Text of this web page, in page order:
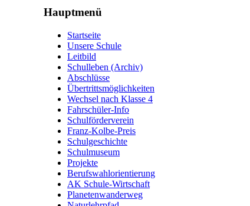
Hauptmenü
Startseite
Unsere Schule
Leitbild
Schulleben (Archiv)
Abschlüsse
Übertrittsmöglichkeiten
Wechsel nach Klasse 4
Fahrschüler-Info
Schulförderverein
Franz-Kolbe-Preis
Schulgeschichte
Schulmuseum
Projekte
Berufswahlorientierung
AK Schule-Wirtschaft
Planetenwanderweg